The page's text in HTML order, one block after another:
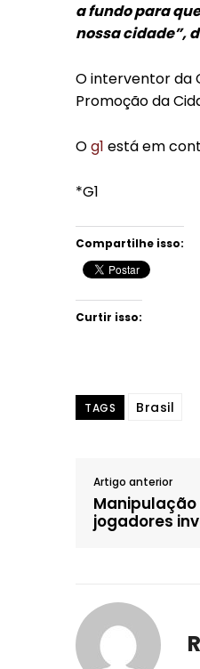
a fundo para
nossa cidade”,
O interventor da
Promoção da
Og1 está em
*G1
Compartilhe isso:
Curtir isso:
TAGS Brasil
Artigo anterior
Manipulação
jogadores